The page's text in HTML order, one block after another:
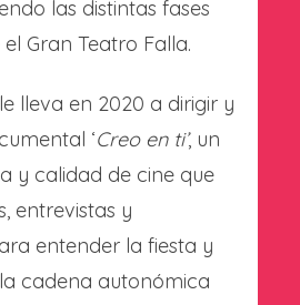
las distintas fases
Gran Teatro Falla.
lleva en 2020 a dirigir y
‘Creo en ti’, un
y calidad de cine que
entrevistas y
entender la fiesta y
cadena autonómica